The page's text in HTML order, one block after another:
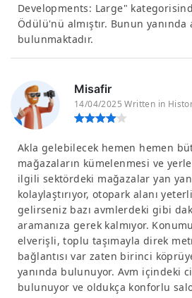
Developments: Large"
Ödülü'nü almıştır. Bunun yanında
bulunmaktadır.
Misafir
14/04/2025 Written in
Akla gelebilecek hemen hemen
mağazaların kümelenmesi ve
ilgili sektördeki mağazalar yan
kolaylaştırıyor, otopark alanı
gelirseniz bazı avmlerdeki gibi
aramanıza gerek kalmıyor.
elverişli, toplu taşımayla direk
bağlantısı var zaten birinci
yanında bulunuyor. Avm içindeki
bulunuyor ve oldukça konforlu